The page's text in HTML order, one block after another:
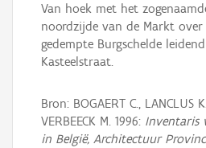
Aanmelden
Van hoek met het
noordzijde van de Markt over
gedempte Burgschelde
Kasteelstraat.
Bron: BOGAERT C., LANCLUS
VERBEECK M. 1996: Inventaris
in België, Architectuur